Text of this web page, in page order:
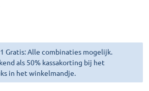
Gratis: Alle combinaties mogelijk.
als 50% kassakorting bij het
in het winkelmandje.